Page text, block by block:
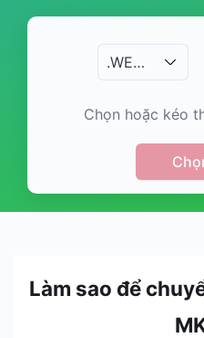
.WEBM
Chọn hoặc kéo
Làm sao để